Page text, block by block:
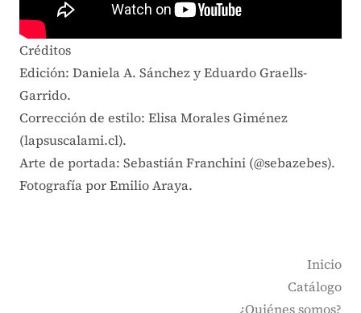
Créditos
Edición: Daniela A. Sánchez y Eduardo Graells-
Garrido.
Corrección de estilo: Elisa Morales Giménez
(lapsuscalami.cl).
Arte de portada: Sebastián Franchini (@sebazebes).
Fotografía por Emilio Araya.
Inicio
Catálogo
¿Quiénes somos?